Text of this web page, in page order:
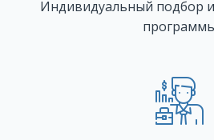
Индивидуальный подбор